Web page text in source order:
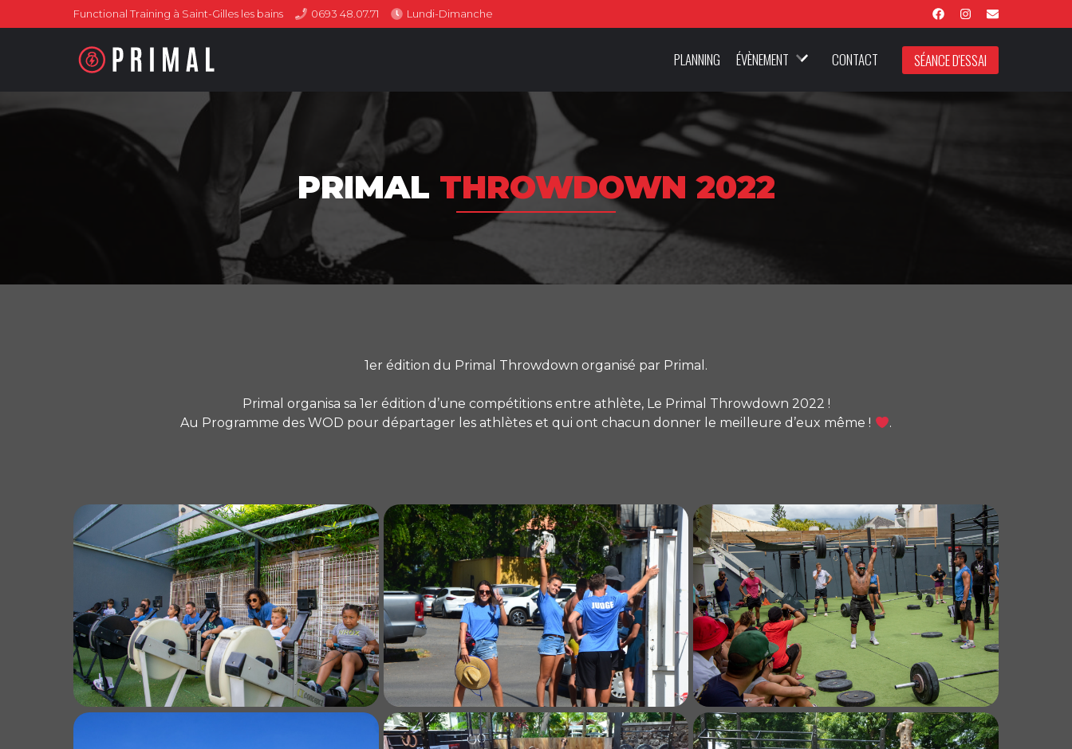
Functional Training à Saint-Gilles les bains 0693 48.07.71 Lundi-Dimanche
PLANNING ÉVÈNEMENT CONTACT SÉANCE D'ESSAI
PRIMAL THROWDOWN 2022
1er édition du Primal Throwdown organisé par Primal.
Primal organisa sa 1er édition d’une compétitions entre athlète, Le Primal Throwdown 2022 !
Au Programme des WOD pour départager les athlètes et qui ont chacun donner le meilleure d’eux même !
.